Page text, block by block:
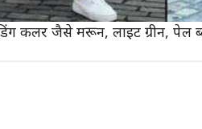
काले रंग की टी-शर्ट को शामिल
कलर जैसे मरून, लाइट ग्रीन,